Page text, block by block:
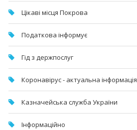
Цікаві місця Покрова
Податкова інформує
Гід з держпослуг
Коронавірус - актуальна інформація
Казначейська служба України
Інформаційно